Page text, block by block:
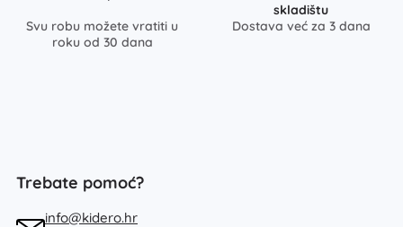
Svu robu možete vratiti u
roku od 30 dana
skladištu
Dostava već za 3 dana
Trebate pomoć?
info@kidero.hr